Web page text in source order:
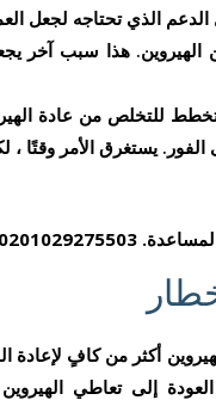
الذي تحتاجه لجعل
الهيروين. هذا سبب آخر
للتخلص من عادة
الفور. يستغرق الأمر وقتًا
أكثر من كافٍ لإعادة
إلى تعاطي